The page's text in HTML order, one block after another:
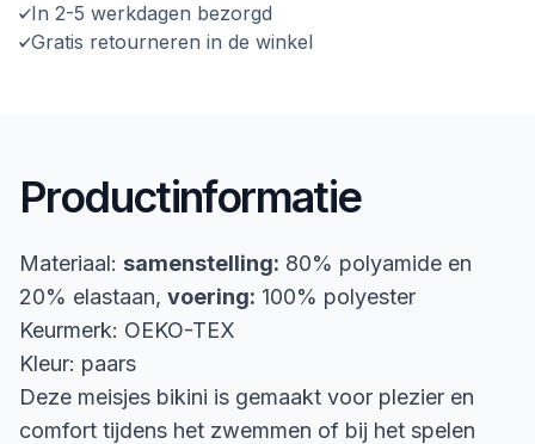
In 2-5 werkdagen bezorgd
Gratis retourneren in de winkel
Productinformatie
Materiaal: samenstelling: 80% polyamide en
20% elastaan, voering: 100% polyester
Keurmerk: OEKO-TEX
Kleur: paars
Deze meisjes bikini is gemaakt voor plezier en
comfort tijdens het zwemmen of bij het spelen